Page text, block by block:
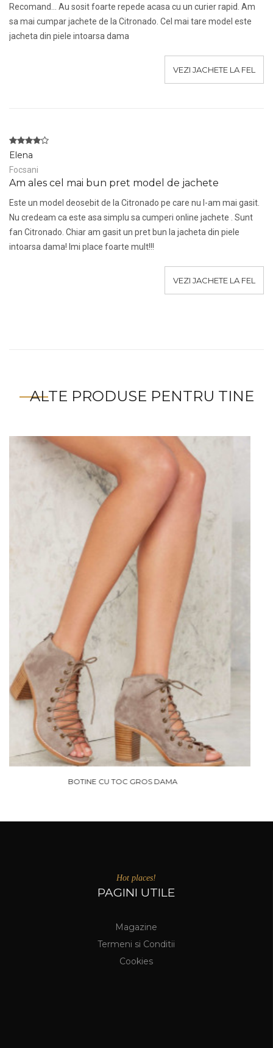
Recomand... Au sosit foarte repede acasa cu un curier rapid. Am
sa mai cumpar jachete de la Citronado. Cel mai tare model este
jacheta din piele intoarsa dama
VEZI JACHETE LA FEL
Elena
Focsani
Am ales cel mai bun pret model de jachete
Este un model deosebit de la Citronado pe care nu l-am mai gasit.
Nu credeam ca este asa simplu sa cumperi online jachete . Sunt
fan Citronado. Chiar am gasit un pret bun la jacheta din piele
intoarsa dama! Imi place foarte mult!!!
VEZI JACHETE LA FEL
ALTE PRODUSE PENTRU TINE
SANDALE LUNGI GLADIATOR FARA TOC DAMA
Hot places!
PAGINI UTILE
Magazine
Termeni si Conditii
Cookies